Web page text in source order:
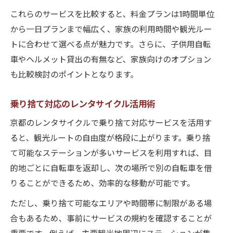
これらのサービスを比較すると、料金プランは1時間単位
から一日プランまで幅広く、家族の利用時間や観光ルー
トに合わせて選べる点が魅力です。さらに、子供用自転
車やヘルメット貸出の有無など、家族向けのオプション
も比較検討のポイントとなります。
乗り捨て対応のレンタサイクル活用術
京都のレンタサイクルで乗り捨て対応サービスを活用す
ると、観光ルートの自由度が格段に上がります。乗り捨
て可能なステーションが多いサービスを利用すれば、目
的地ごとに自転車を返却し、次の場所で別の自転車を借
りることができるため、効率的な移動が可能です。
ただし、乗り捨て可能なエリアや時間帯に制限がある場
合もあるため、事前にサービスの規約を確認することが